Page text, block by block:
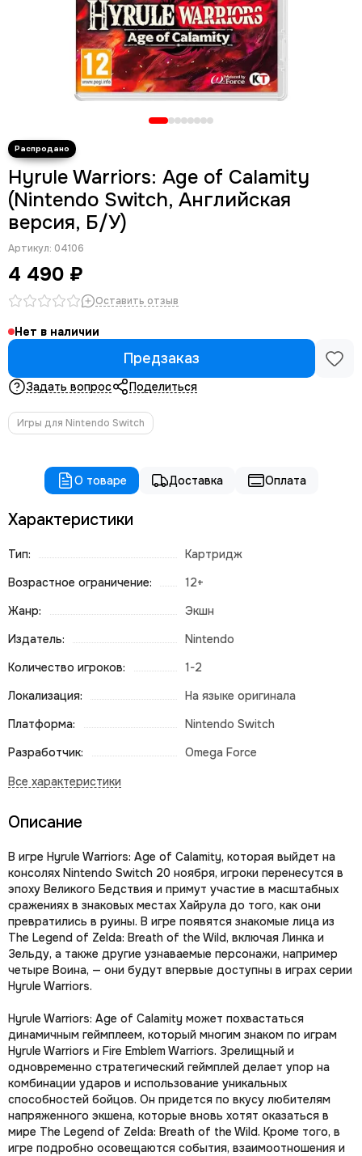
Hyrule Warriors: Age of Calamity
(Nintendo Switch, Английская
версия, Б/У)
Артикул: 04106
4 490 ₽
Оставить отзыв
Нет в наличии
Предзаказ
Задать вопрос Поделиться
Игры для Nintendo Switch
О товаре Доставка Оплата
Характеристики
Тип:
Картридж
Возрастное ограничение:
12+
Жанр:
Экшн
Издатель:
Nintendo
Количество игроков:
1-2
Локализация:
На языке оригинала
Платформа:
Nintendo Switch
Разработчик:
Omega Force
Описание
В игре Hyrule Warriors: Age of Calamity, которая выйдет на
консолях Nintendo Switch 20 ноября, игроки перенесутся в
эпоху Великого Бедствия и примут участие в масштабных
сражениях в знаковых местах Хайрула до того, как они
превратились в руины. В игре появятся знакомые лица из
The Legend of Zelda: Breath of the Wild, включая Линка и
Зельду, а также другие узнаваемые персонажи, например
четыре Воина, — они будут впервые доступны в играх серии
Hyrule Warriors.
Hyrule Warriors: Age of Calamity может похвастаться
динамичным геймплеем, который многим знаком по играм
Hyrule Warriors и Fire Emblem Warriors. Зрелищный и
одновременно стратегический геймплей делает упор на
комбинации ударов и использование уникальных
способностей бойцов. Он придется по вкусу любителям
напряженного экшена, которые вновь хотят оказаться в
мире The Legend of Zelda: Breath of the Wild. Кроме того, в
игре подробно осовещаются события, взаимоотношения и